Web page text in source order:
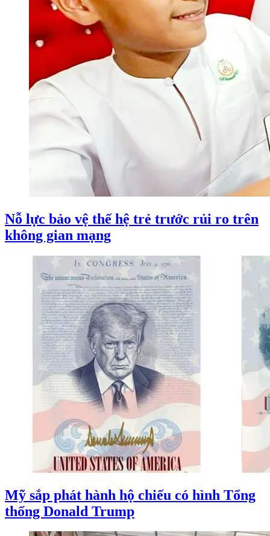
Nỗ lực bảo vệ thế hệ trẻ trước rủi ro trên
không gian mạng
Mỹ sắp phát hành hộ chiếu có hình Tổng
thống Donald Trump